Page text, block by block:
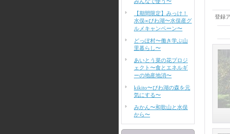
みんなで使う〜
【期間限定】みっけ！
水俣∞びわ湖〜水俣産グ
ルメキャンペーン〜
どっぽ村〜働き学ぶ山
里暮らし〜
あいとう菜の花プロジ
ェクト〜食とエネルギ
ーの地産地消〜
kikito〜びわ湖の森を元
気にする〜
みかん〜和歌山と水俣
から〜
登録